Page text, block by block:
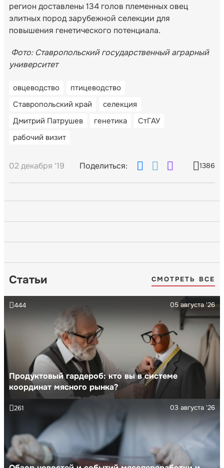
регион доставлены 134 голов племенных овец
элитных пород зарубежной селекции для
повышения генетического потенциала.
Фото: Ставропольский государственный аграрный
университет
овцеводство
птицеводство
Ставропольский край
селекция
Дмитрий Патрушев
генетика
СтГАУ
рабочий визит
02 декабря '19 Поделиться: 1386
Статьи СМОТРЕТЬ ВСЕ
Продуктовый гардероб: кто вы в системе
координат мясного рынка?
05 августа '26
444
03 августа '26
261